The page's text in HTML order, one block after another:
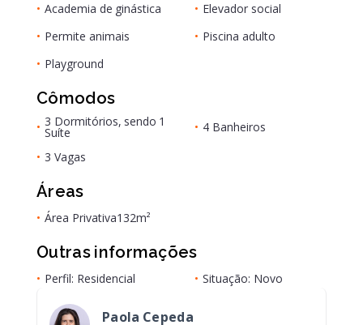
• Academia de ginástica • Elevador social
• Permite animais • Piscina adulto
• Playground
Cômodos
• 3 Dormitórios, sendo 1
Suíte • 4 Banheiros
• 3 Vagas
Áreas
• Área Privativa132m²
Outras informações
• Perfil: Residencial • Situação: Novo
Paola Cepeda